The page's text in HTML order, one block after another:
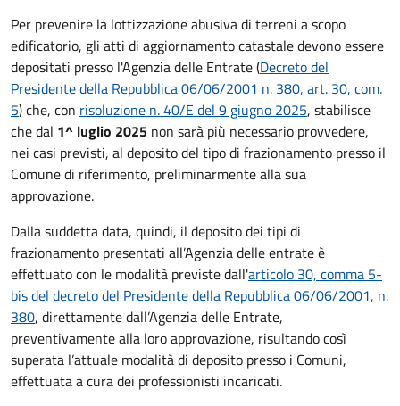
Per prevenire la lottizzazione abusiva di terreni a scopo
edificatorio, gli atti di aggiornamento catastale devono essere
depositati presso l'Agenzia delle Entrate (Decreto del
Presidente della Repubblica 06/06/2001 n. 380, art. 30, com.
5) che, con risoluzione n. 40/E del 9 giugno 2025, stabilisce
che dal 1^ luglio 2025 non sarà più necessario provvedere,
nei casi previsti, al deposito del tipo di frazionamento presso il
Comune di riferimento, preliminarmente alla sua
approvazione.
Dalla suddetta data, quindi, il deposito dei tipi di
frazionamento presentati all’Agenzia delle entrate è
effettuato con le modalità previste dall'articolo 30, comma 5-
bis del decreto del Presidente della Repubblica 06/06/2001, n.
380, direttamente dall’Agenzia delle Entrate,
preventivamente alla loro approvazione, risultando così
superata l’attuale modalità di deposito presso i Comuni,
effettuata a cura dei professionisti incaricati.